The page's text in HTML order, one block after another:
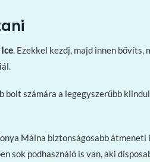
. Ezekkel kezdj, majd innen
bolt számára a legegyszerűbb
Málna biztonságosabb
sok podhasználó is van, aki